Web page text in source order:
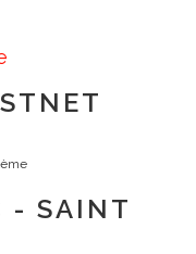
- SAINT